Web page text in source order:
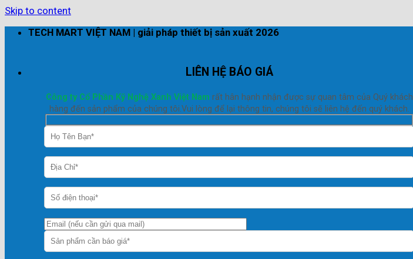
Skip to content
TECH MART VIỆT NAM | giải pháp thiết bị sản xuất 2026
LIÊN HỆ BÁO GIÁ
Công ty Cổ Phần Kỹ Nghệ Xanh Việt Nam rất hân hạnh nhận được sự quan tâm của Quý khách
hàng đến sản phẩm của chúng tôi.Vui lòng để lại thông tin, chúng tôi sẽ liên hệ đến quý khách.